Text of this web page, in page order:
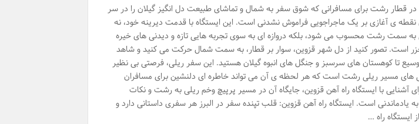
در قطار رشت برای مسافرانی که شوق سفر به شمال و تماشای طبیعت دل انگیز گیلان را در سر
نقطه ی آغازی بر یک ماجراجویی فراموش نشدنی است. این ایستگاه با قدمت دیرینه خود، نه
به سمت رشت محسوب می شود، بلکه دروازه ای به سوی تجربه هایی تازه و دیدنی های خیره
خزر است. تصور کنید از دل شهر قزوین، سوار بر قطار، به سمت شمال حرکت می کنید و شاهد
تا کوهستان های سرسبز و جنگل های انبوه گیلان هستید. این سفر ریلی، فرصتی بی نظیر
های مسیر ریلی رشت است که هر لحظه ی آن می تواند خاطره ای دلنشین برای مسافران
آشنایی با ایستگاه راه آهن قزوین، جایگاه آن در مسیر پرپیچ وخم ریلی به رشت و نکات
یادماندنی است. ایستگاه راه آهن قزوین: قلب تپنده سفر در البرز هر سفری داستانی دارد و
راه …